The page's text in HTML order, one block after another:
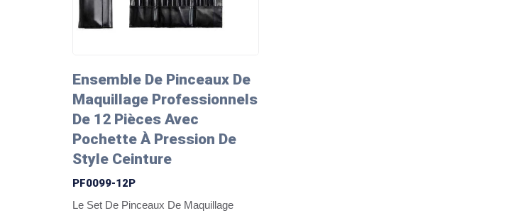
Ensemble De Pinceaux De
Maquillage Professionnels
De 12 Pièces Avec
Pochette À Pression De
Style Ceinture
PF0099-12P
Le Set De Pinceaux De Maquillage